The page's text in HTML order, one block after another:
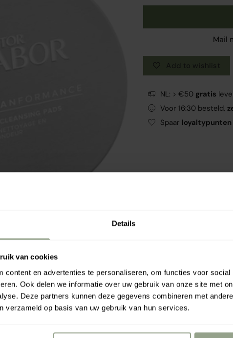
Details
van cookies
content en advertenties te personaliseren, om functies voor social
Ook delen we informatie over uw gebruik van onze site met
Deze partners kunnen deze gegevens combineren met
verzameld op basis van uw gebruik van hun services.
Mail
NL: > €50 gratis
Voor 16:30 besteld,
Spaar loyaltypunten
Rahua
€0.00
Asiatica extract reinigen op
oplosbare oog- en
huidbeeld en een